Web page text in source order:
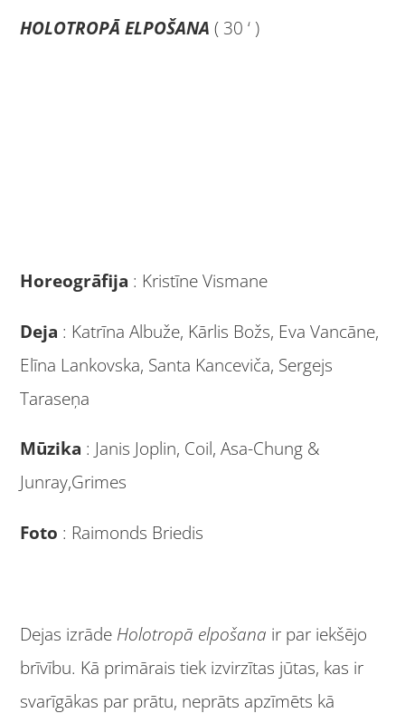
HOLOTROPĀ ELPOŠANA ( 30 ‘ )
Horeogrāfija : Kristīne Vismane
Deja : Katrīna Albuže, Kārlis Božs, Eva Vancāne,
Elīna Lankovska, Santa Kanceviča, Sergejs
Taraseņa
Mūzika : Janis Joplin, Coil, Asa-Chung &
Junray,Grimes
Foto : Raimonds Briedis
Dejas izrāde Holotropā elpošana ir par iekšējo
brīvību. Kā primārais tiek izvirzītas jūtas, kas ir
svarīgākas par prātu, neprāts apzīmēts kā